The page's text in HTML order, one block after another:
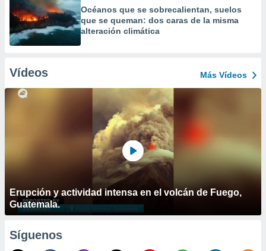
Océanos que se sobrecalientan, suelos
que se queman: dos caras de la misma
alteración climática
Vídeos Más Vídeos
Erupción y actividad intensa en el volcán de Fuego,
Guatemala.
Síguenos